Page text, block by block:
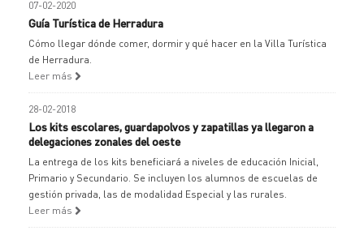
07-02-2020
Guía Turística de Herradura
Cómo llegar dónde comer, dormir y qué hacer en la Villa Turística
de Herradura.
Leer más
28-02-2018
Los kits escolares, guardapolvos y zapatillas ya llegaron a
delegaciones zonales del oeste
La entrega de los kits beneficiará a niveles de educación Inicial,
Primario y Secundario. Se incluyen los alumnos de escuelas de
gestión privada, las de modalidad Especial y las rurales.
Leer más